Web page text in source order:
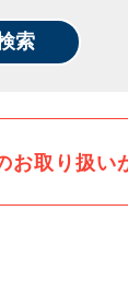
索
お取り扱い